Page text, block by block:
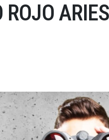
ROJO